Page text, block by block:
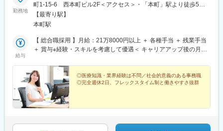
勤務地
町1-15-6 西本町ビル2F＜アクセス＞・「本町」駅より徒歩5
分・「阿波座」駅より徒歩7分※受動喫煙対策：敷地内禁煙
【最寄り駅】
本町駅
給与
【 総合職採用 】月給：21万8000円以上 ＋ 各種手当 ＋ 残業手当
＋ 賞与※経験・スキルを考慮して優遇＜ キャリアアップ後の月給
長：月給34万円～ ＋ 各種手当 ＋ 残業手当 ＋ 賞与 ◆ ◇ ◆【
一般職採用 】月給：19万4,000円～ ＋ 各種手当 ＋ 残業手当 ＋ 賞
与※総合職または一般職での採用は、ご経験・スキルを考慮し、選
考の過程でご相談のうえ、決定いたします。
◎医療知識・業界経験は不問／社会的意義のある事務職
◎完全週休2日、フレックスタイム制と働きやすさ抜群